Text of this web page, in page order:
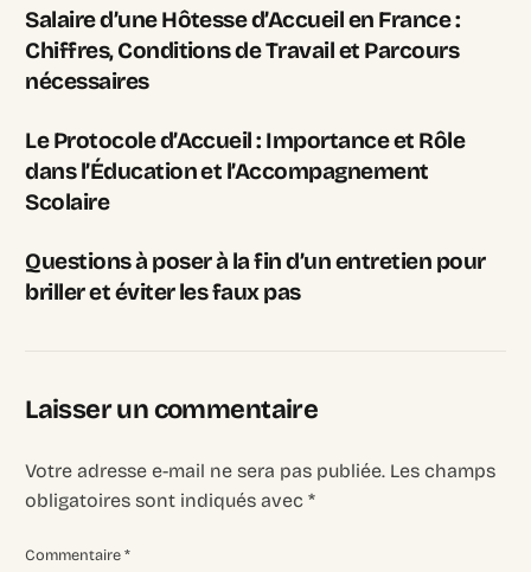
Salaire d’une Hôtesse d’Accueil en France :
Chiffres, Conditions de Travail et Parcours
nécessaires
Le Protocole d’Accueil : Importance et Rôle
dans l’Éducation et l’Accompagnement
Scolaire
Questions à poser à la fin d’un entretien pour
briller et éviter les faux pas
Laisser un commentaire
Votre adresse e-mail ne sera pas publiée. Les champs
obligatoires sont indiqués avec*
Commentaire*
Recruter